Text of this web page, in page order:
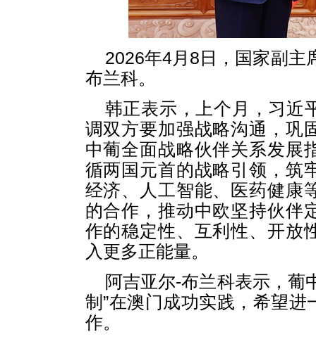
2026年4月8日，国家副主
布兰科。
韩正表示，上个月，习近
调双方要加强战略沟通，巩
中葡全面战略伙伴关系发展
循两国元首的战略引领，筑
经济、人工智能、医药健康
的合作，推动中欧坚持伙伴
作的稳定性、互利性、开放
入更多正能量。
阿吉亚尔-布兰科表示，葡
制”在澳门成功实践，希望
作。